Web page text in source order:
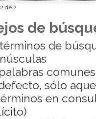
de 2
de
de
sólo
en